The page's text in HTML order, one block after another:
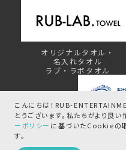
こんにちは！RUB-
とうございます。 私たちがより良い
ーポリシー に基づいたCookieの
す。
オリジナルタオル・
名入れタオル
ラブ・ラボタオル
プライバ